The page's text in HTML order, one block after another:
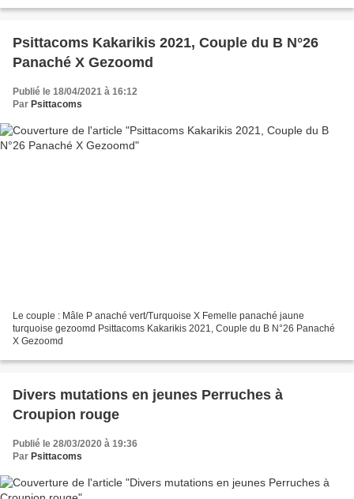
Psittacoms Kakarikis 2021, Couple du B N°26
Panaché X Gezoomd
Publié le 18/04/2021 à 16:12
Par Psittacoms
Le couple : Mâle P anaché vert/Turquoise X Femelle panaché jaune
turquoise gezoomd Psittacoms Kakarikis 2021, Couple du B N°26 Panaché
X Gezoomd
Divers mutations en jeunes Perruches à
Croupion rouge
Publié le 28/03/2020 à 19:36
Par Psittacoms